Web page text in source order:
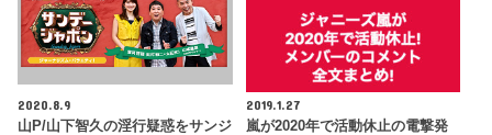
2020.8.9
山P/山下智久の淫行疑惑をサンジ
2019.1.27
嵐が2020年で活動休止の電撃発